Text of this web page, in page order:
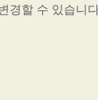
경할 수 있습니